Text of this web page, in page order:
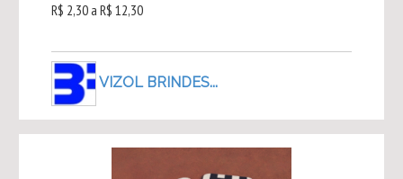
R$ 2,30 a R$ 12,30
VIZOL BRINDES...